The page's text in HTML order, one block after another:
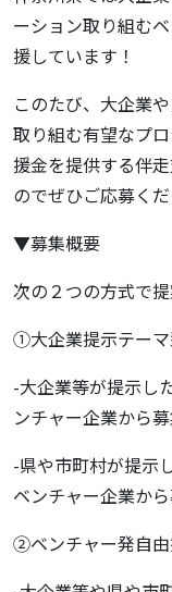
ーション取り組む
援しています！
このたび、大企業
取り組む有望なプ
援金を提供する伴
のでぜひご応募くだ
▼募集概要
次の２つの方式で提
①大企業提示テー
-大企業等が提示し
ンチャー企業から募
-県や市町村が提示
ベンチャー企業から
②ベンチャー発自